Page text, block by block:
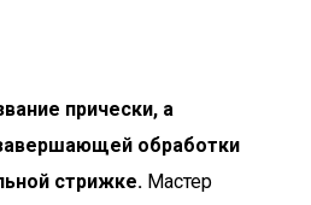
прически, а
обработки
стрижке. Мастер